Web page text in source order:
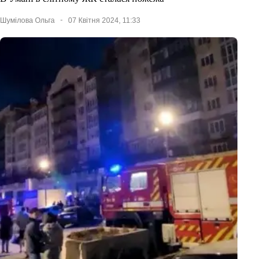
Шумілова Ольга 07 Квітня 2024, 11:33